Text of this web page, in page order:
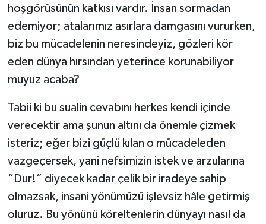
hoşgörüsünün katkısı vardır. İnsan sormadan
edemiyor; atalarımız asırlara damgasını vururken,
biz bu mücadelenin neresindeyiz, gözleri kör
eden dünya hırsından yeterince korunabiliyor
muyuz acaba?
Tabii ki bu sualin cevabını herkes kendi içinde
verecektir ama şunun altını da önemle çizmek
isteriz; eğer bizi güçlü kılan o mücadeleden
vazgeçersek, yani nefsimizin istek ve arzularına
“Dur!” diyecek kadar çelik bir iradeye sahip
olmazsak, insani yönümüzü işlevsiz hâle getirmiş
oluruz. Bu yönünü köreltenlerin dünyayı nasıl da
İstanbul Müftülüğü
İzmir Müftülüğü
Kahramanmaraş Müftülüğü
Karaman Müftülüğü
Kars Müftülüğü
Kastamonu Müftülüğü
Kayseri Müftülüğü